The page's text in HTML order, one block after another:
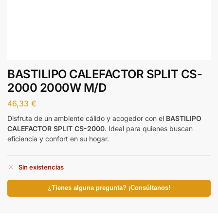
BASTILIPO CALEFACTOR SPLIT CS-
2000 2000W M/D
46,33 €
Disfruta de un ambiente cálido y acogedor con el BASTILIPO
CALEFACTOR SPLIT CS-2000. Ideal para quienes buscan
eficiencia y confort en su hogar.
Sin existencias
¿Tienes alguna pregunta? ¡Consúltanos!